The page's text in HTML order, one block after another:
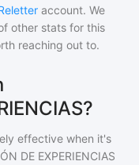
account. We
other stats for this
reaching out to.
effective when it's
DE EXPERIENCIAS